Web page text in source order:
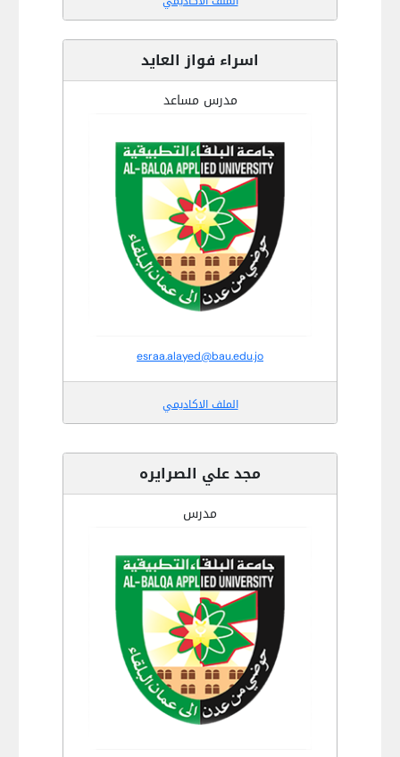
اسراء فواز العايد
مدرس مساعد
esraa.alayed@bau.edu.jo
الملف الاكاديمي
مجد علي الصرايره
مدرس